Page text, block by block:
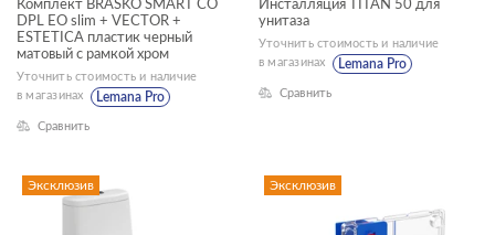
унитазы, биде, писсуары
ТИП ПРОДУКТА
душевой гарнитур
кнопки для инсталляций
Комплект BRASKO SMART CO
DPL EO slim + VECTOR +
ESTETICA пластик черный
матовый с рамкой хром
Уточнить стоимость и наличие
в магазинах
Lemana Pro
Сравнить
Инсталляция TITAN 50 для
унитаза
Уточнить стоимость и наличие
в магазинах
Lemana Pro
Сравнить
Эксклюзив Эксклюзив